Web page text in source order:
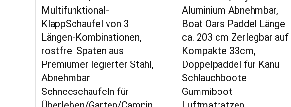
Multifunktional-
KlappSchaufel von 3
Längen-Kombinationen,
rostfrei Spaten aus
Premiumer legierter Stahl,
Abnehmbar
Schneeschaufeln für
Aluminium Abnehmbar,
Boat Oars Paddel Länge
ca. 203 cm Zerlegbar auf
Kompakte 33cm,
Doppelpaddel für Kanu
Schlauchboote
Gummiboot